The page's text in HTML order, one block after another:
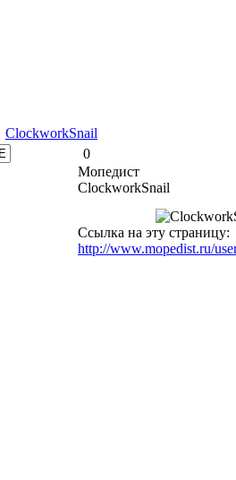
ClockworkSnail
0
Мопедист
ClockworkSnail
Ссылка на эту страницу:
http://www.mopedist.ru/